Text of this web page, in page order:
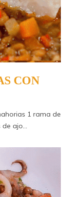
CON
1 rama de
de ajo…